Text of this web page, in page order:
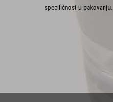
specifičnost u pakovanju.